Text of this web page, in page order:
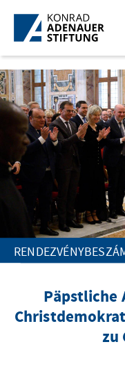
Ugrás a fő tartalomhoz
Päpstliche
zu